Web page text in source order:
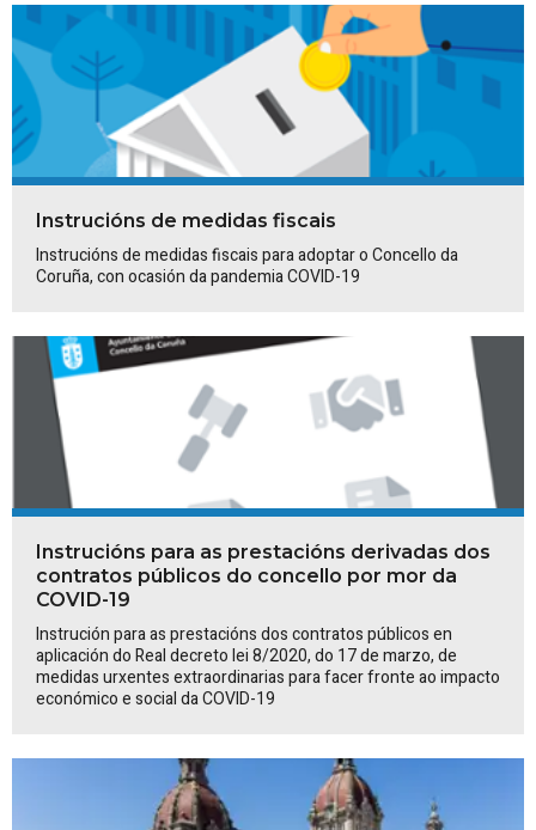
Instrucións de medidas fiscais
Instrucións de medidas fiscais para adoptar o Concello da
Coruña, con ocasión da pandemia COVID-19
Instrucións para as prestacións derivadas dos
contratos públicos do concello​ por mor da
COVID-19
Instrución para as prestacións dos contratos públicos en
aplicación do Real decreto lei 8/2020, do 17 de marzo, de
medidas urxentes extraordinarias para facer fronte ao impacto
económico e social da COVID-19